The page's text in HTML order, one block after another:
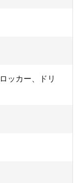
なっていますが、
ウナや岩盤浴、レ
入できます。私は
の鍵を受け取り、
ッカー
ドリ